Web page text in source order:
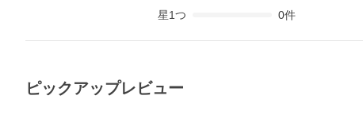
星1つ 0件
ピックアップレビュー